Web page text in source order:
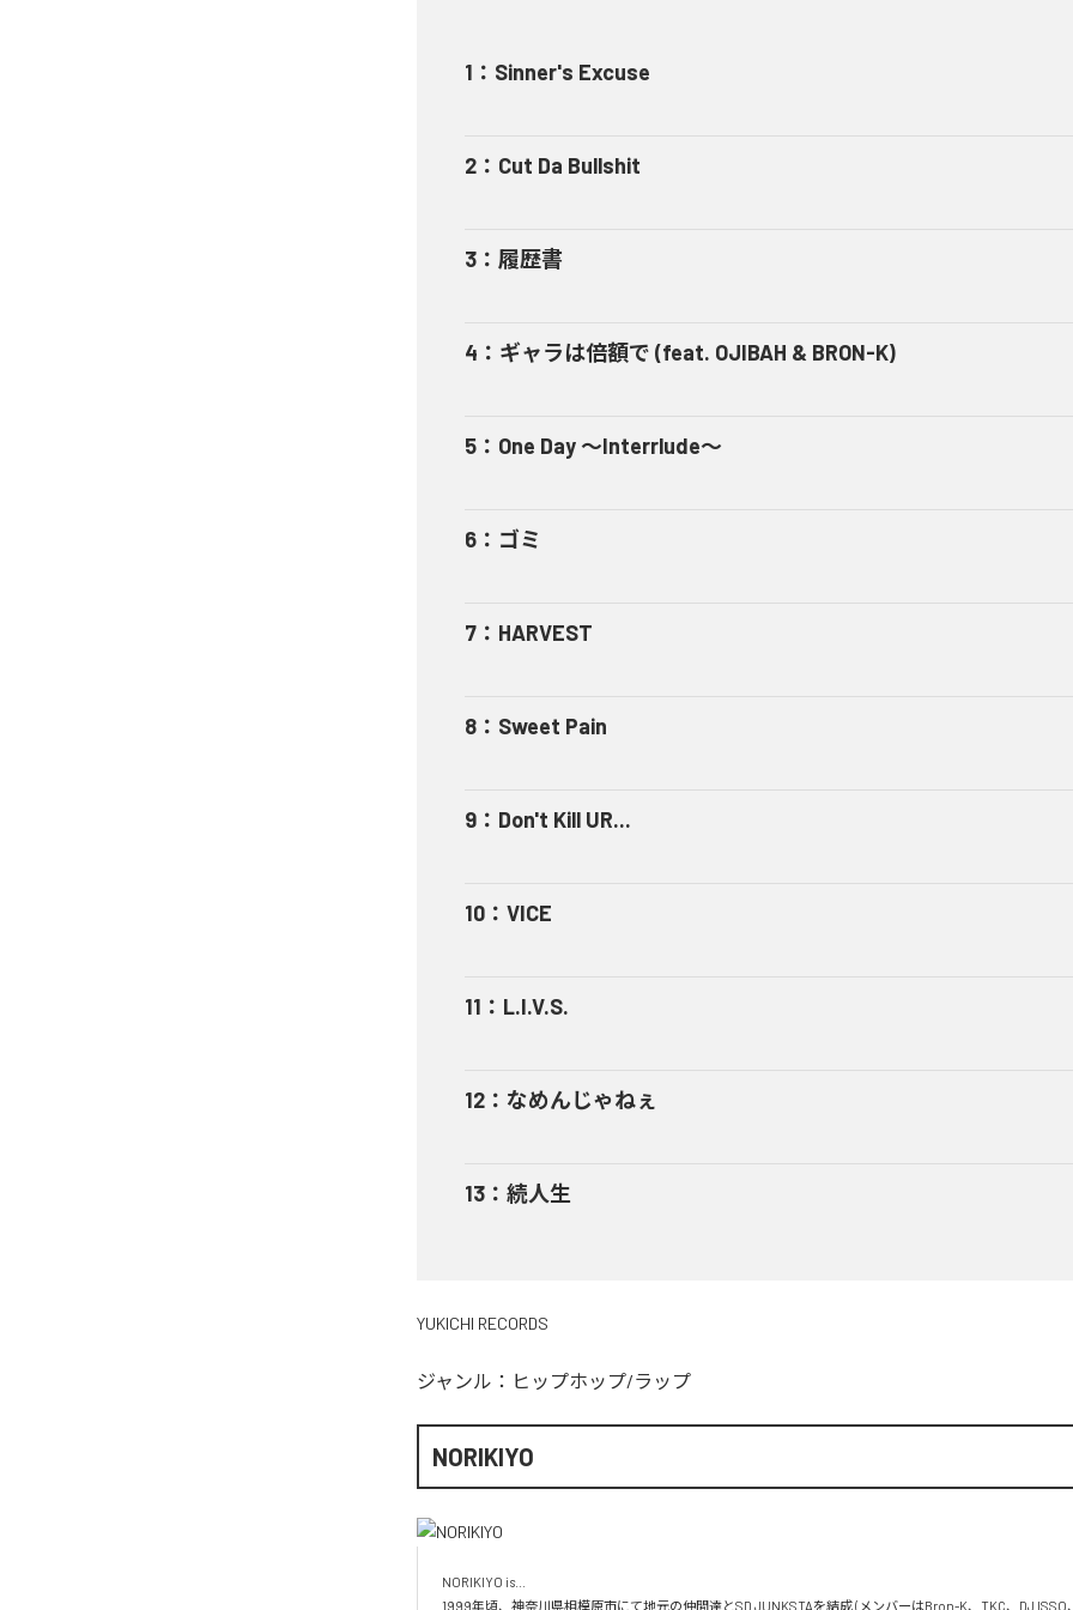
1 ： Sinner's Excuse
2 ： Cut Da Bullshit
3 ： 履歴書
4 ： ギャラは倍額で (feat. OJIBAH & BRON-K)
5 ： One Day ～Interrlude～
6 ： ゴミ
7 ： HARVEST
8 ： Sweet Pain
9 ： Don't Kill UR...
10 ： VICE
11 ： L.I.V.S.
12 ： なめんじゃねぇ
13 ： 続人生
YUKICHI RECORDS
ジャンル： ヒップホップ/ラップ
NORIKIYO
NORIKIYO is...
1999年頃、神奈川県相模原市にて地元の仲間達とSD JUNKSTAを結成 (メンバーはBron-K、TKC、DJ ISSO